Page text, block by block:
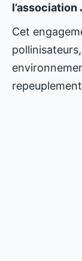
l’association
Cet